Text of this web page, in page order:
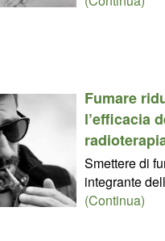
Fumare
l’efficacia
Smettere di
integrante
(Continua)